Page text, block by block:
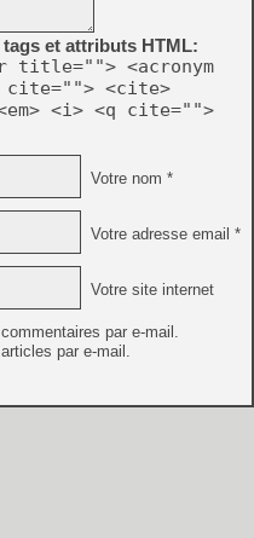
et attributs HTML:
title=""> <acronym
cite=""> <cite>
<i> <q cite="">
Votre nom *
Votre adresse email *
Votre site internet
par e-mail.
par e-mail.